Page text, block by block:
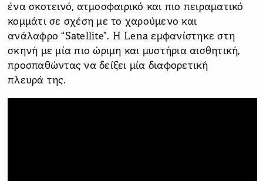
ένα σκοτεινό, ατμοσφαιρικό και πιο πειραματικό
κομμάτι σε σχέση με το χαρούμενο και
ανάλαφρο “Satellite”. Η Lena εμφανίστηκε στη
σκηνή με μία πιο ώριμη και μυστήρια αισθητική,
προσπαθώντας να δείξει μία διαφορετική
πλευρά της.